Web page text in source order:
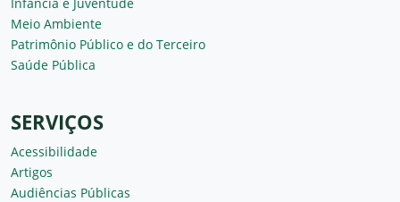
Meio Ambiente
Patrimônio Público e do Terceiro
Saúde Pública
SERVIÇOS
Acessibilidade
Artigos
Audiências Públicas